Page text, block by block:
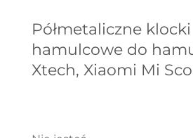
Półmetaliczne klocki
hamulcowe do
Xtech, Xiaomi Mi